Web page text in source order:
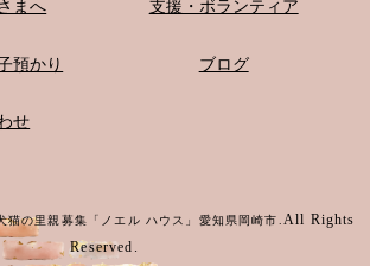
まへ 支援・ボランティア
預かり ブログ
せ
の里親募集「ノエル ハウス」愛知県岡崎市. All Rights
Reserved.